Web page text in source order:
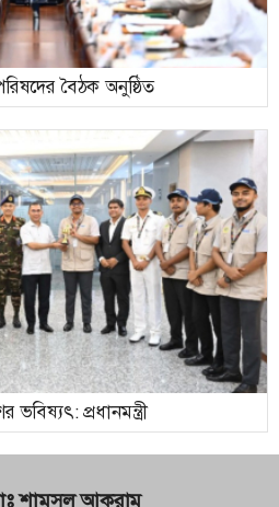
বৈঠক অনুষ্ঠিত
প্রধানমন্ত্রী
শামসুল আকরাম